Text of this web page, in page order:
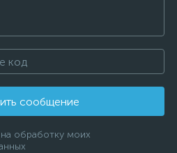
сообщение
обработку моих